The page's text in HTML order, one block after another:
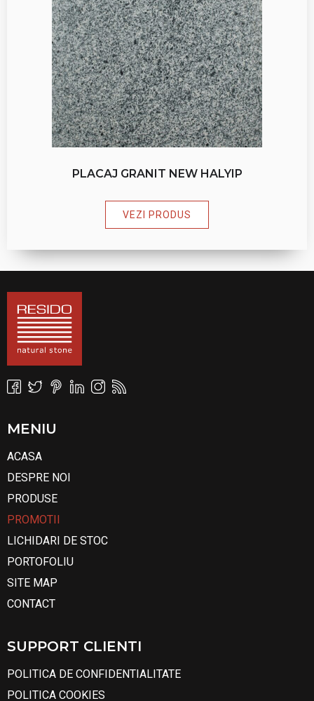
PLACAJ GRANIT NEW HALYIP
VEZI PRODUS
MENIU
ACASA
DESPRE NOI
PRODUSE
PROMOTII
LICHIDARI DE STOC
PORTOFOLIU
SITE MAP
CONTACT
SUPPORT CLIENTI
POLITICA DE CONFIDENTIALITATE
POLITICA COOKIES